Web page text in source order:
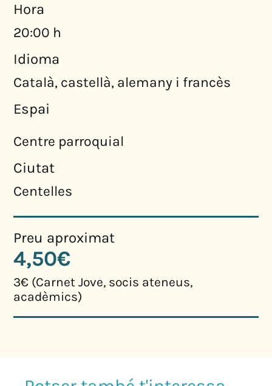
Hora
20:00 h
Idioma
Català, castellà, alemany i francès
Espai
Centre parroquial
Ciutat
Centelles
Preu aproximat
4,50€
3€ (Carnet Jove, socis ateneus,
acadèmics)